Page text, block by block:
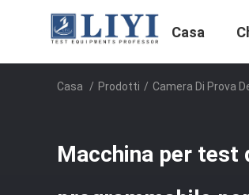
Casa
Casa / Prodotti / Camera Di Prova
Macchina per test